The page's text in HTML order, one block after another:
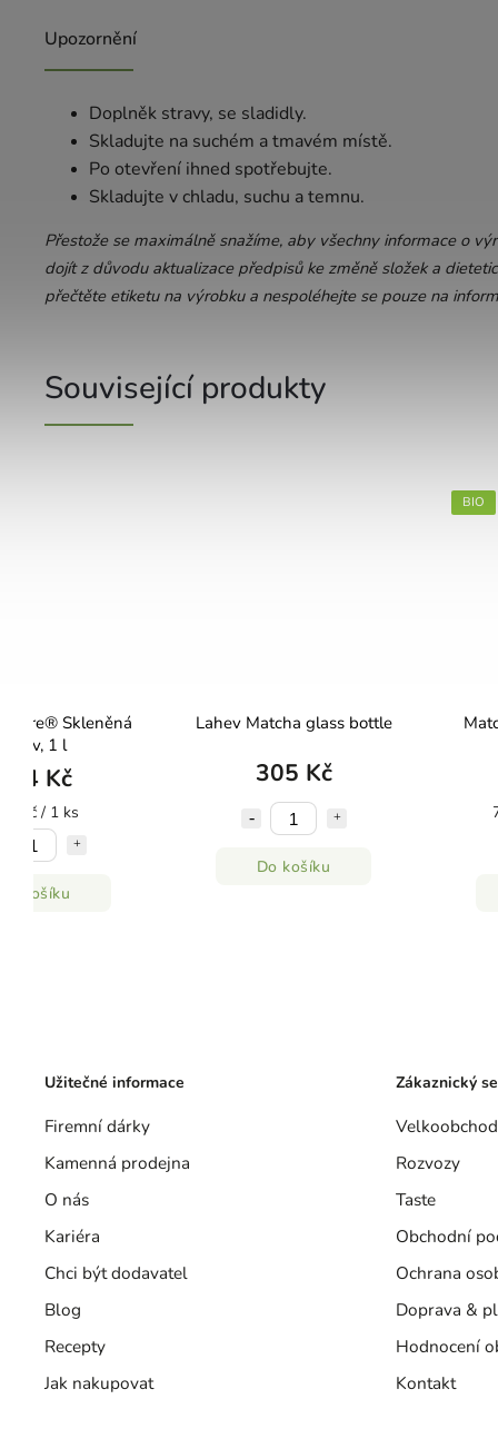
Upozornění
Doplněk stravy, se sladidly.
Skladujte na suchém a tmavém místě.
Po otevření ihned spotřebujte.
Skladujte v chladu, suchu a temnu.
Přestože se maximálně snažíme, aby všechny informace o
dojít z důvodu aktualizace předpisů ke změně složek a
přečtěte etiketu na výrobku a nespoléhejte se pouze na
Související produkty
Pure® Skleněná
láhev, 1 l
Kč
Kč / 1 ks
košíku
Lahev Matcha glass bottle
305 Kč
Do košíku
BIO
Užitečné informace
Firemní dárky
Kamenná prodejna
O nás
Kariéra
Chci být dodavatel
Blog
Recepty
Jak nakupovat
Zákaznický
Velkoobchod
Rozvozy
Taste
Obchodní
Ochrana
Doprava &
Hodnocení
Kontakt